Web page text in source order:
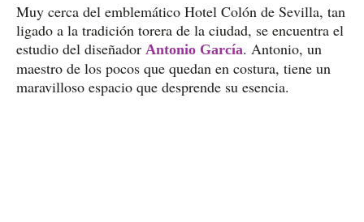
Muy cerca del emblemático Hotel Colón de Sevilla, tan
ligado a la tradición torera de la ciudad, se encuentra el
estudio del diseñador Antonio García. Antonio, un
maestro de los pocos que quedan en costura, tiene un
maravilloso espacio que desprende su esencia.